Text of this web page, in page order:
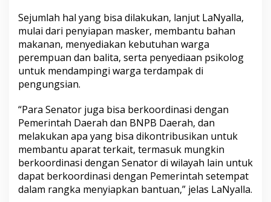
n
u
W
a
r
Sejumlah hal yang bisa dilakukan, lanjut LaNyalla,
mulai dari penyiapan masker, membantu bahan
makanan, menyediakan kebutuhan warga
perempuan dan balita, serta penyediaan psikolog
untuk mendampingi warga terdampak di
pengungsian.
“Para Senator juga bisa berkoordinasi dengan
Pemerintah Daerah dan BNPB Daerah, dan
melakukan apa yang bisa dikontribusikan untuk
membantu aparat terkait, termasuk mungkin
berkoordinasi dengan Senator di wilayah lain untuk
dapat berkoordinasi dengan Pemerintah setempat
dalam rangka menyiapkan bantuan,” jelas LaNyalla.